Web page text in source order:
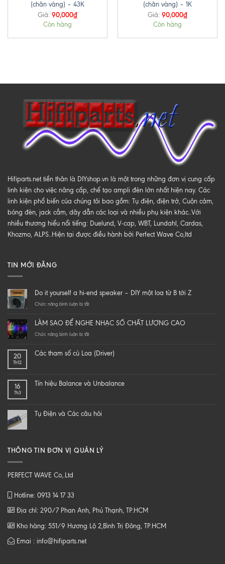
(chân vàng) – 43K
Giá: 90,000₫
Còn hàng
(chân vàng) – 1K
Giá: 90,000₫
Còn hàng
Hifiparts.net tiền thân là DIYshop.vn là một trong những đơn vị cung cấp
linh kiện cho việc nâng cấp, chế tạo ampli đèn lớn nhất hiện nay. Các
linh kiện phổ biến của chúng tôi bao gồm: Tụ điện, điện trở, Cuộn cảm,
bóng đèn, jack cắm, dây dẫn các loại và nhiều phụ kiện khác..Với
nhiều thương hiểu nổi tiếng: Duelund, V-cap, WBT, Lundahl, Cardas,
Khozmo, ALPS..Hiện tại được điều hành bởi Perfect Wave Co,ltd
TIN MỚI ĐĂNG
Do it yourself a hi-end speaker – DIY một loa từ B tới Z
Chức năng bình luận bị tắtở
yourself
a
speaker
loa
Z
LÀM SAO ĐỂ NGHE NHẠC SỐ CHẤT LƯỢNG CAO
Chức năng bình luận bị tắtở
ĐỂ
CHẤT
20
Th12
Các tham số củ Loa (Driver)
16
Th3
Tín hiệu Balance và Unbalance
Tụ Điện và Các câu hỏi
THÔNG TIN ĐƠN VỊ QUẢN LÝ
PERFECT WAVE Co,.Ltd
Hotline: 0913 14 17 33
Địa chỉ: 290/7 Phan Anh, Phú Thạnh, TP.HCM
Kho hàng: 551/9 Hương Lộ 2,Bình Trị Đông, TP.HCM
Emai : info@hifiparts.net